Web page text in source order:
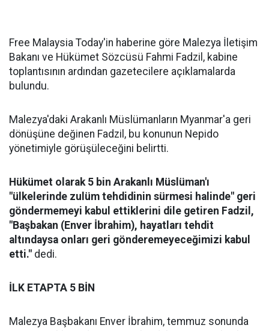
Free Malaysia Today'in haberine göre Malezya İletişim
Bakanı ve Hükümet Sözcüsü Fahmi Fadzil, kabine
toplantısının ardından gazetecilere açıklamalarda
bulundu.
Malezya'daki Arakanlı Müslümanların Myanmar'a geri
dönüşüne değinen Fadzil, bu konunun Nepido
yönetimiyle görüşüleceğini belirtti.
Hükümet olarak 5 bin Arakanlı Müslüman'ı
"ülkelerinde zulüm tehdidinin sürmesi halinde" geri
göndermemeyi kabul ettiklerini dile getiren Fadzil,
"Başbakan (Enver İbrahim), hayatları tehdit
altındaysa onları geri gönderemeyeceğimizi kabul
etti." dedi.
İLK ETAPTA 5 BİN
Malezya Başbakanı Enver İbrahim, temmuz sonunda